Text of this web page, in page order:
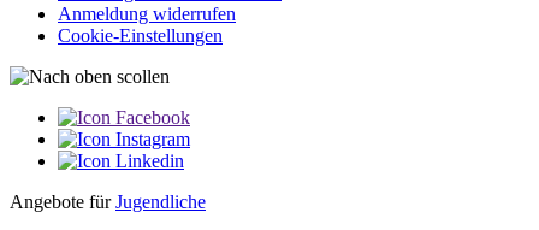
Anmeldung widerrufen
Cookie-Einstellungen
Angebote fürJugendliche